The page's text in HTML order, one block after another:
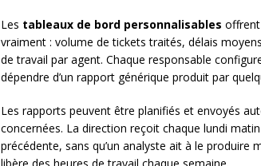
Les tableaux de bord personnalisables
vraiment : volume de tickets traités, délais
de travail par agent. Chaque responsable
dépendre d’un rapport générique produit par
Les rapports peuvent être planifiés et envoyés
concernées. La direction reçoit chaque lundi
précédente, sans qu’un analyste ait à le produire